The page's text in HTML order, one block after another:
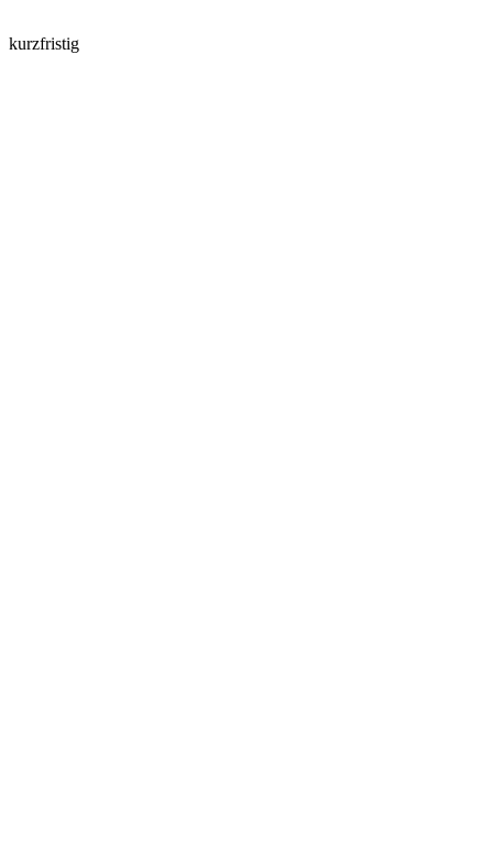
kurzfristig